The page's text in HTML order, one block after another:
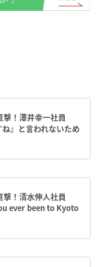
！澤井幸一社員
ね』と言われないため
！清水伸人社員
ever been to Kyoto